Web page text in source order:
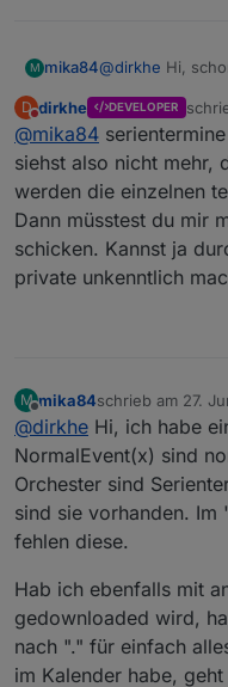
    }
M mika84@dirkhe Hi,
Ich nutze die
auch
dass kein
Kannst du die
etwas.
P.S.: ich habe
Also ist alles
D
Nicht stören
dirkhe DEVELOPER
@mika84
siehst also nicht mehr,
werden die einzelnen
Dann müsstest du mir
schicken. Kannst ja
private unkenntlich
M
Offline
mika84schrieb am 27.
zuletzt editiert
@dirkhe Hi, ich habe
NormalEvent(x) sind
Orchester sind
sind sie vorhanden.
fehlen diese.
Hab ich ebenfalls mit
gedownloaded wird,
nach "." für einfach
im Kalender habe,